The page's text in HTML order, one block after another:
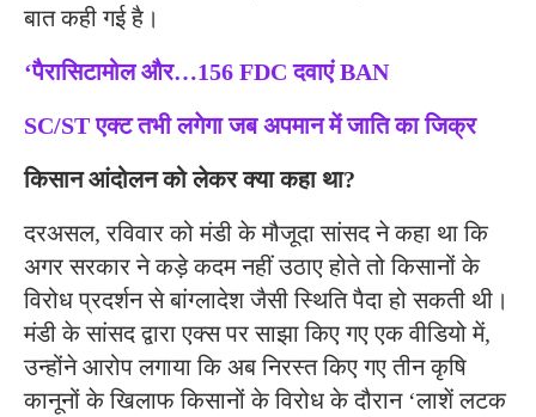
बात कही गई है।
‘पैरासिटामोल और…156 FDC दवाएं BAN
SC/ST एक्ट तभी लगेगा जब अपमान में जाति का जिक्र
किसान आंदोलन को लेकर क्या कहा था?
दरअसल, रविवार को मंडी के मौजूदा सांसद ने कहा था कि
अगर सरकार ने कड़े कदम नहीं उठाए होते तो किसानों के
विरोध प्रदर्शन से बांग्लादेश जैसी स्थिति पैदा हो सकती थी।
मंडी के सांसद द्वारा एक्स पर साझा किए गए एक वीडियो में,
उन्होंने आरोप लगाया कि अब निरस्त किए गए तीन कृषि
कानूनों के खिलाफ किसानों के विरोध के दौरान ‘लाशें लटक